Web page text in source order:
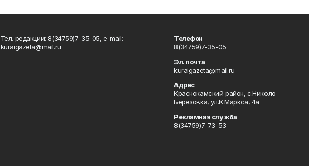
Тел. редакции: 8(34759)7-35-05, e-mail:
kuraigazeta@mail.ru
Телефон
8(34759)7-35-05
Эл. почта
kuraigazeta@mail.ru
Адрес
Краснокамский район, с.Николо-
Берёзовка, ул.К.Маркса, 4а
Рекламная служба
8(34759)7-73-53